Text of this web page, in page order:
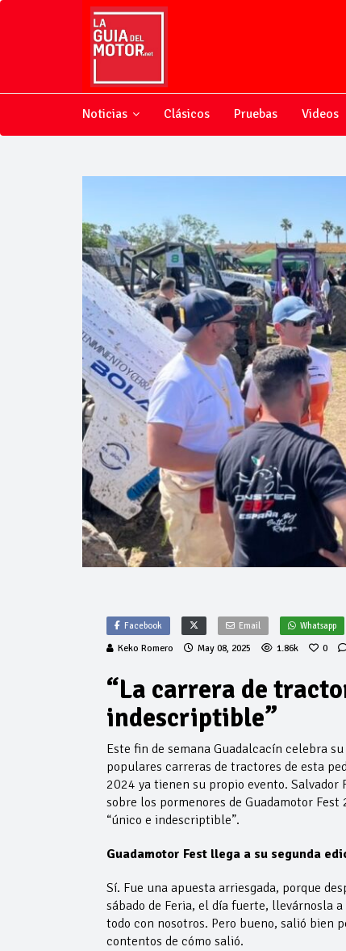
Noticias Clásicos Pruebas Videos
Facebook Email Whatsapp
Keko Romero May 08, 2025 1.86k 0
“La carrera de
indescriptible”
Este fin de semana Guadalcacín celebra
populares carreras de tractores de esta
2024 ya tienen su propio evento. Salvador
sobre los pormenores de Guadamotor
“único e indescriptible”.
Guadamotor Fest llega a su segunda
Sí. Fue una apuesta arriesgada, porque
sábado de Feria, el día fuerte, llevárnosla
todo con nosotros. Pero bueno, salió bien
contentos de cómo salió.